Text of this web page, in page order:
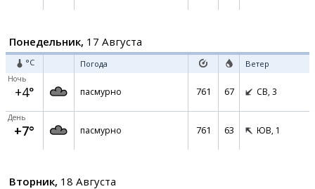
Понедельник, 17 Августа
°C Погода Ветер
Ночь
+4° пасмурно 761 67 СВ, 3
День
+7° пасмурно 761 63 ЮВ, 1
Вторник, 18 Августа